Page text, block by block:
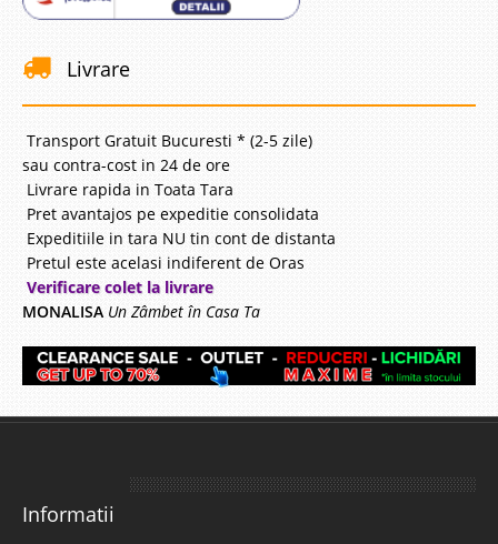
Livrare
Transport Gratuit Bucuresti * (2-5 zile)
sau contra-cost in 24 de ore
Livrare rapida in Toata Tara
Pret avantajos pe expeditie consolidata
Expeditiile in tara NU tin cont de distanta
Pretul este acelasi indiferent de Oras
Verificare colet la livrare
MONALISA Un Zâmbet în Casa Ta
Informatii